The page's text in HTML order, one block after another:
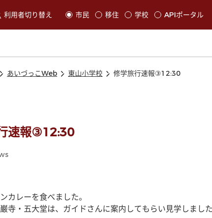
利用者切り替え
択すると利用者の切替が発生します
市民 移住 学校 APIポータル
あいづっこWeb 東山小学校 修学旅行速報③12:30
速報③12:30
カレーを食べました。
寺・五大堂は、ガイドさんに案内してもらい見学しました